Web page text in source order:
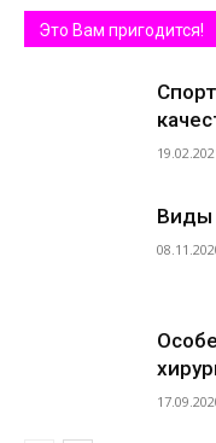
Это Вам пригодится!
Виды